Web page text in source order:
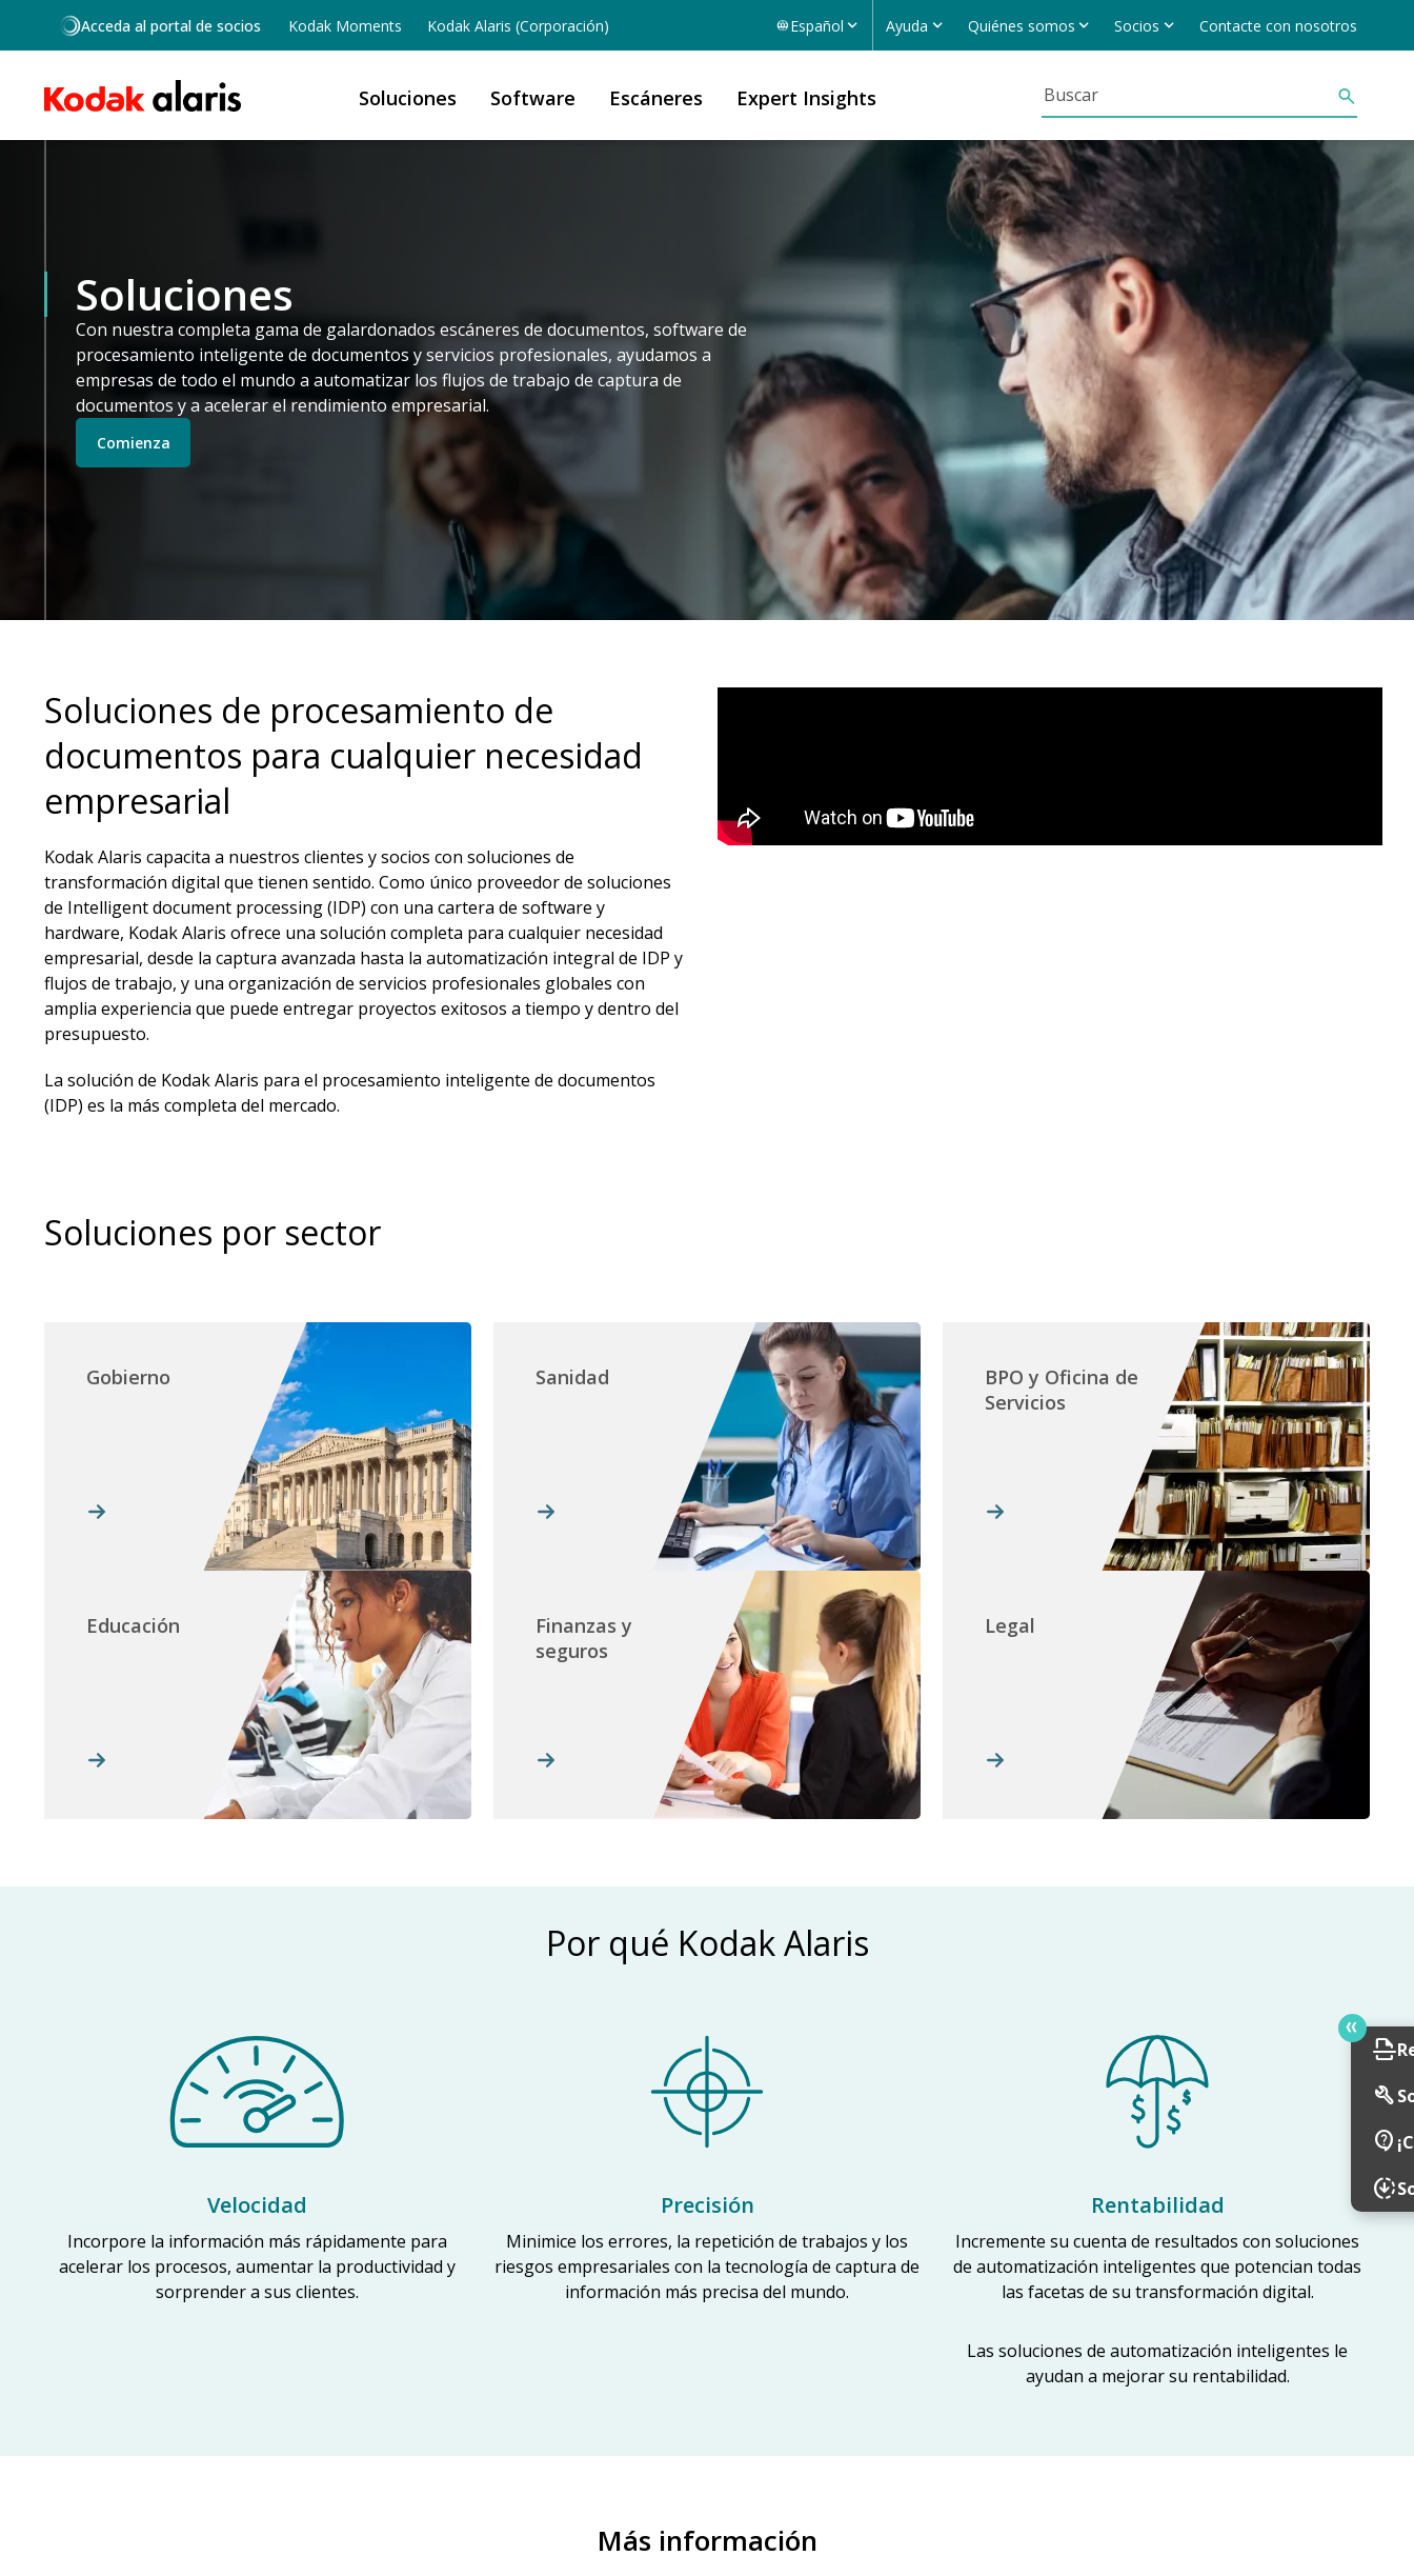
Skip to main content
Acceda al portal de socios Kodak Moments Kodak Alaris (Corporación) Español Ayuda Quiénes somos Socios Contacte con nosotros
Soluciones Software Escáneres Expert Insights
Soluciones
Con nuestra completa gama de galardonados escáneres de documentos, software de
procesamiento inteligente de documentos y servicios profesionales, ayudamos a
empresas de todo el mundo a automatizar los flujos de trabajo de captura de
documentos y a acelerar el rendimiento empresarial.
Comienza
Soluciones de procesamiento de
documentos para cualquier necesidad
empresarial
Kodak Alaris capacita a nuestros clientes y socios con soluciones de
transformación digital que tienen sentido. Como único proveedor de soluciones
de Intelligent document processing (IDP) con una cartera de software y
hardware, Kodak Alaris ofrece una solución completa para cualquier necesidad
empresarial, desde la captura avanzada hasta la automatización integral de IDP y
flujos de trabajo, y una organización de servicios profesionales globales con
amplia experiencia que puede entregar proyectos exitosos a tiempo y dentro del
presupuesto.
La solución de Kodak Alaris para el procesamiento inteligente de documentos
(IDP) es la más completa del mercado.
Soluciones por sector
Gobierno Sanidad
BPO y Oficina de
Servicios
Educación
Finanzas y
seguros
Legal
Por qué Kodak Alaris
Velocidad
Incorpore la información más rápidamente para
acelerar los procesos, aumentar la productividad y
sorprender a sus clientes.
Precisión
Minimice los errores, la repetición de trabajos y los
riesgos empresariales con la tecnología de captura de
información más precisa del mundo.
Rentabilidad
Incremente su cuenta de resultados con soluciones
de automatización inteligentes que potencian todas
las facetas de su transformación digital.
Las soluciones de automatización inteligentes le
ayudan a mejorar su rentabilidad.
Más información
scan
build
contact_support
downloading